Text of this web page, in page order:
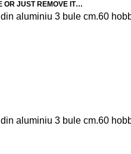
OR JUST REMOVE IT…